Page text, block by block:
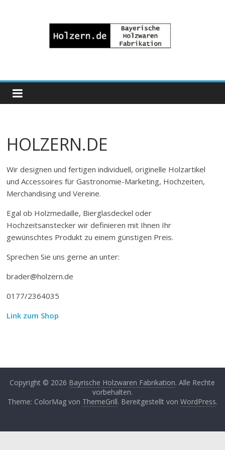
Bayrische
Holzwaren
Fabrikation
HOLZERN.DE
Wir designen und fertigen individuell, originelle Holzartikel
und Accessoires für Gastronomie-Marketing, Hochzeiten,
Merchandising und Vereine.
Egal ob Holzmedaille, Bierglasdeckel oder
Hochzeitsanstecker wir definieren mit Ihnen Ihr
gewünschtes Produkt zu einem günstigen Preis.
Sprechen Sie uns gerne an unter:
brader@holzern.de
0177/2364035
Link zum Shop
Copyright © 2026 Bayrische Holzwaren Fabrikation. Alle Rechte
vorbehalten.
Theme: ColorMag von ThemeGrill. Bereitgestellt von WordPress.